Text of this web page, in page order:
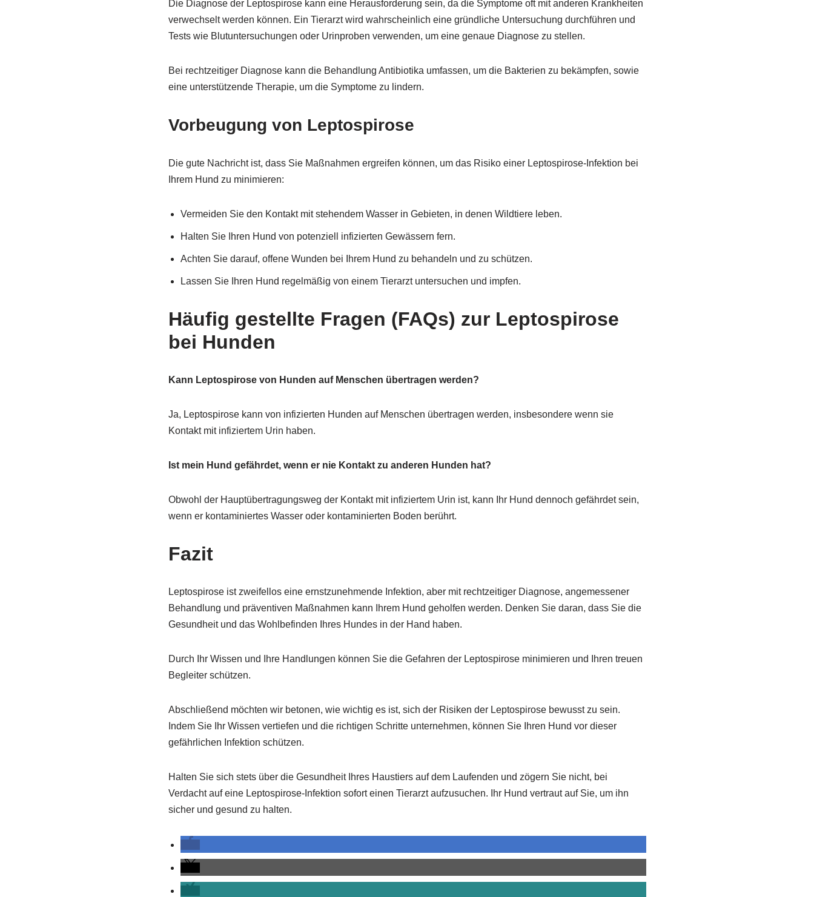
Die Diagnose der Leptospirose kann eine Herausforderung sein, da die Symptome oft mit anderen Krankheiten
verwechselt werden können. Ein Tierarzt wird wahrscheinlich eine gründliche Untersuchung durchführen und
Tests wie Blutuntersuchungen oder Urinproben verwenden, um eine genaue Diagnose zu stellen.
Bei rechtzeitiger Diagnose kann die Behandlung Antibiotika umfassen, um die Bakterien zu bekämpfen, sowie
eine unterstützende Therapie, um die Symptome zu lindern.
Vorbeugung von Leptospirose
Die gute Nachricht ist, dass Sie Maßnahmen ergreifen können, um das Risiko einer Leptospirose-Infektion bei
Ihrem Hund zu minimieren:
Vermeiden Sie den Kontakt mit stehendem Wasser in Gebieten, in denen Wildtiere leben.
Halten Sie Ihren Hund von potenziell infizierten Gewässern fern.
Achten Sie darauf, offene Wunden bei Ihrem Hund zu behandeln und zu schützen.
Lassen Sie Ihren Hund regelmäßig von einem Tierarzt untersuchen und impfen.
Häufig gestellte Fragen (FAQs) zur Leptospirose
bei Hunden
Kann Leptospirose von Hunden auf Menschen übertragen werden?
Ja, Leptospirose kann von infizierten Hunden auf Menschen übertragen werden, insbesondere wenn sie
Kontakt mit infiziertem Urin haben.
Ist mein Hund gefährdet, wenn er nie Kontakt zu anderen Hunden hat?
Obwohl der Hauptübertragungsweg der Kontakt mit infiziertem Urin ist, kann Ihr Hund dennoch gefährdet sein,
wenn er kontaminiertes Wasser oder kontaminierten Boden berührt.
Fazit
Leptospirose ist zweifellos eine ernstzunehmende Infektion, aber mit rechtzeitiger Diagnose, angemessener
Behandlung und präventiven Maßnahmen kann Ihrem Hund geholfen werden. Denken Sie daran, dass Sie die
Gesundheit und das Wohlbefinden Ihres Hundes in der Hand haben.
Durch Ihr Wissen und Ihre Handlungen können Sie die Gefahren der Leptospirose minimieren und Ihren treuen
Begleiter schützen.
Abschließend möchten wir betonen, wie wichtig es ist, sich der Risiken der Leptospirose bewusst zu sein.
Indem Sie Ihr Wissen vertiefen und die richtigen Schritte unternehmen, können Sie Ihren Hund vor dieser
gefährlichen Infektion schützen.
Halten Sie sich stets über die Gesundheit Ihres Haustiers auf dem Laufenden und zögern Sie nicht, bei
Verdacht auf eine Leptospirose-Infektion sofort einen Tierarzt aufzusuchen. Ihr Hund vertraut auf Sie, um ihn
sicher und gesund zu halten.